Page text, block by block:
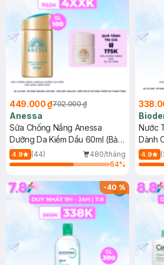
449.000 ₫702.000 ₫
Anessa
Sữa Chống Nắng Anessa
Dưỡng Da Kiềm Dầu 60ml (Bản
Mới)
4.9 (44)
480/tháng
64%
Nước
Dành
4.9
-40%